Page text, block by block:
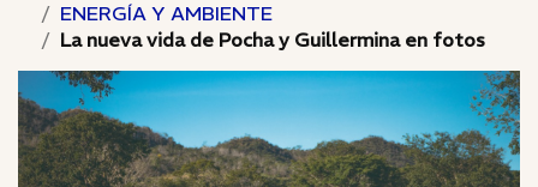
ENERGÍA Y AMBIENTE
La nueva vida de Pocha y Guillermina en fotos